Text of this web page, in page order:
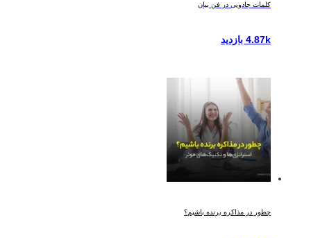
کلمات جادویی در فن بیان
4.87k بازدید
چطور در مذاکره برنده باشیم؟